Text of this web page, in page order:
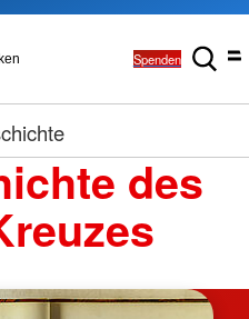
Spenden
des